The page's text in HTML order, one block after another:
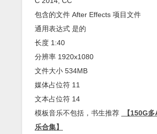
包含的文件 After Effects 项目文件
通用表达式 是的
长度 1:40
分辨率 1920x1080
文件大小 534MB
媒体占位符 11
文本占位符 14
模板音乐不包括，书生推荐
【150G
乐合集】